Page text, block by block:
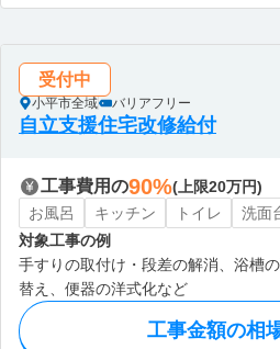
受付中
小平市全域 バリアフリー
自立支援住宅改修給付
工事費用の90%(上限20万円)
お風呂
キッチン トイレ 洗面
対象工事の例
手すりの取付け・段差の解消、浴槽
替え、便器の洋式化など
工事金額の相